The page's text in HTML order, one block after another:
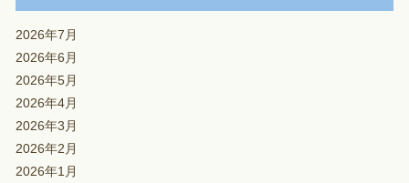
2026年7月
2026年6月
2026年5月
2026年4月
2026年3月
2026年2月
2026年1月